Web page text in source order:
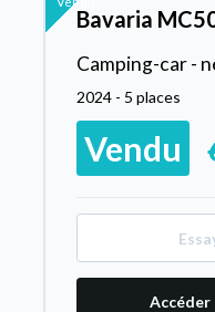
Bavaria
Camping-car -
2024 - 5 places
Vendu
Accéder